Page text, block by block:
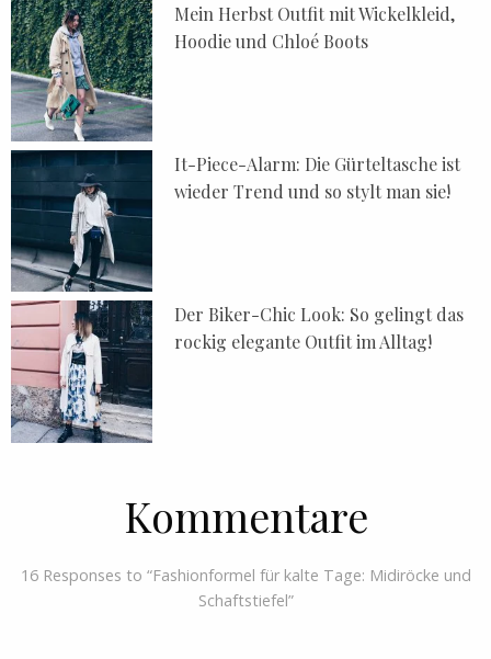
Mein Herbst Outfit mit Wickelkleid,
Hoodie und Chloé Boots
It-Piece-Alarm: Die Gürteltasche ist
wieder Trend und so stylt man sie!
Der Biker-Chic Look: So gelingt das
rockig elegante Outfit im Alltag!
Kommentare
16 Responses to “Fashionformel für kalte Tage: Midiröcke und
Schaftstiefel”